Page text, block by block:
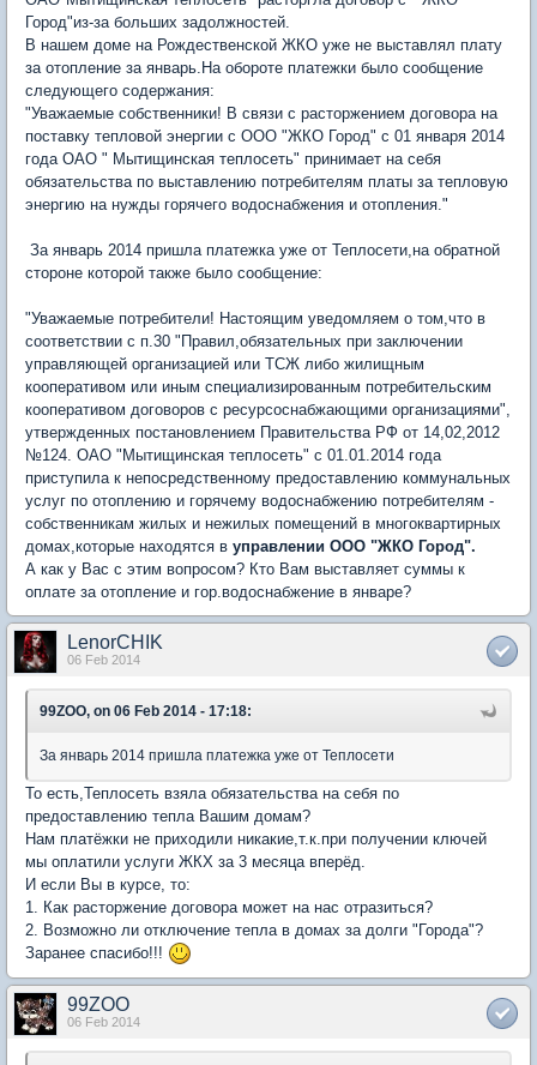
Город"из-за больших задолжностей.
В нашем доме на Рождественской ЖКО уже не выставлял плату
за отопление за январь.На обороте платежки было сообщение
следующего содержания:
"Уважаемые собственники! В связи с расторжением договора на
поставку тепловой энергии с ООО "ЖКО Город" с 01 января 2014
года ОАО " Мытищинская теплосеть" принимает на себя
обязательства по выставлению потребителям платы за тепловую
энергию на нужды горячего водоснабжения и отопления."
За январь 2014 пришла платежка уже от Теплосети,на обратной
стороне которой также было сообщение:
"Уважаемые потребители! Настоящим уведомляем о том,что в
соответствии с п.30 "Правил,обязательных при заключении
управляющей организацией или ТСЖ либо жилищным
кооперативом или иным специализированным потребительским
кооперативом договоров с ресурсоснабжающими организациями",
утвержденных постановлением Правительства РФ от 14,02,2012
№124. ОАО "Мытищинская теплосеть" с 01.01.2014 года
приступила к непосредственному предоставлению коммунальных
услуг по отоплению и горячему водоснабжению потребителям -
собственникам жилых и нежилых помещений в многоквартирных
домах,которые находятся в управлении ООО "ЖКО Город".
А как у Вас с этим вопросом? Кто Вам выставляет суммы к
оплате за отопление и гор.водоснабжение в январе?
LenorCHIK
06 Feb 2014
99ZOO, on 06 Feb 2014 - 17:18:
За январь 2014 пришла платежка уже от Теплосети
То есть,Теплосеть взяла обязательства на себя по
предоставлению тепла Вашим домам?
Нам платёжки не приходили никакие,т.к.при получении ключей
мы оплатили услуги ЖКХ за 3 месяца вперёд.
И если Вы в курсе, то:
1. Как расторжение договора может на нас отразиться?
2. Возможно ли отключение тепла в домах за долги "Города"?
Заранее спасибо!!!
99ZOO
06 Feb 2014